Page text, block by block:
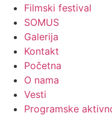
Filmski festival
SOMUS
Galerija
Kontakt
Početna
O nama
Vesti
Programske